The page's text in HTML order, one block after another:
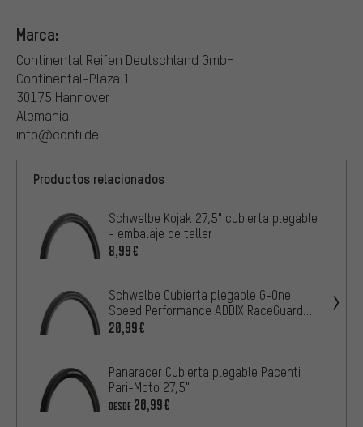
Marca:
Continental Reifen Deutschland GmbH
Continental-Plaza 1
30175 Hannover
Alemania
info@conti.de
Productos relacionados
Schwalbe Kojak 27,5" cubierta plegable
- embalaje de taller
8,99€
Schwalbe Cubierta plegable G-One
Speed Performance ADDIX RaceGuard
27,5"
20,99€
Panaracer Cubierta plegable Pacenti
Pari-Moto 27,5"
DESDE 20,99€